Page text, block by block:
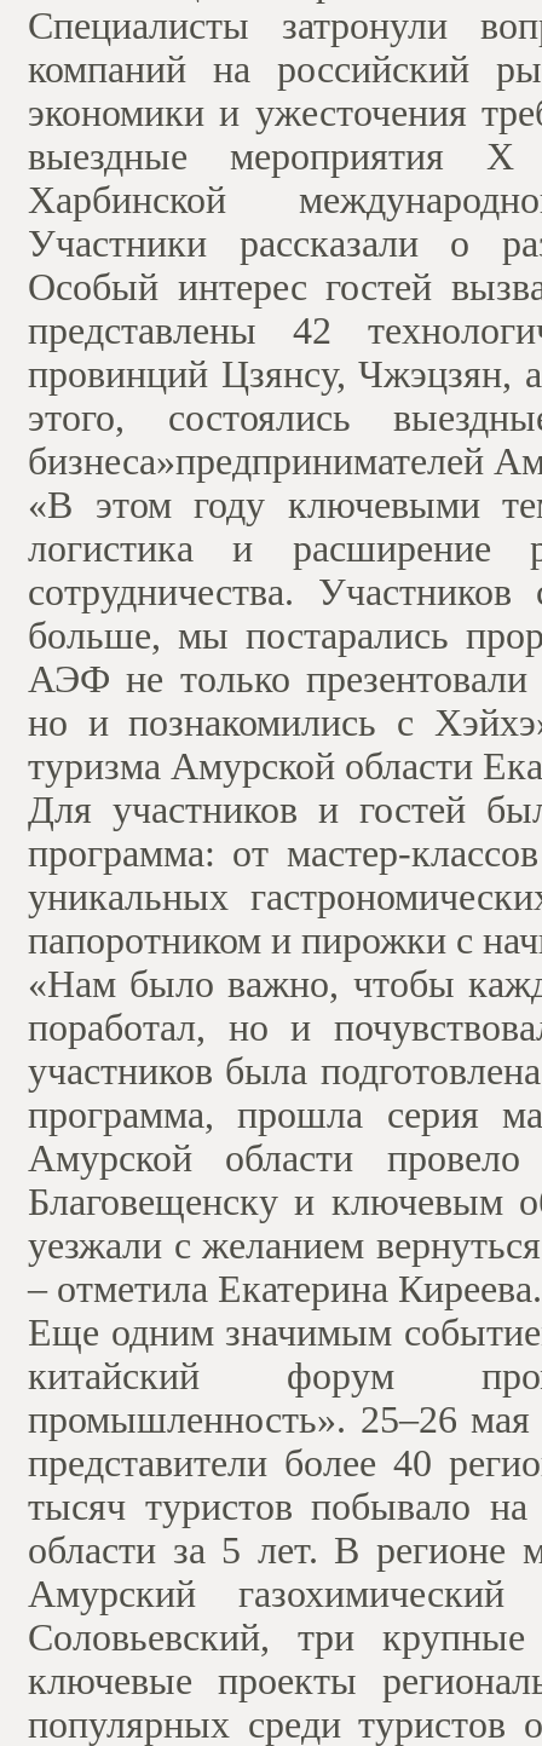
Специалисты затронули
компаний на российский
экономики и ужесточения
выездные мероприятия Х
Харбинской
Участники рассказали о
Особый интерес гостей
представлены 42
провинций Цзянсу,
этого, состоялись
бизнеса»предпринимателей
«В этом году ключевыми
логистика и расширение
сотрудничества.
больше, мы постарались
АЭФ не только
но и познакомились с
туризма Амурской области
Для участников и гостей
программа: от мастер-
уникальных
папоротником и пирожки с
«Нам было важно, чтобы
поработал, но и
участников была
программа, прошла серия
Амурской области
Благовещенску и ключевым
уезжали с желанием
– отметила Екатерина Киреева.
Еще одним значимым
китайский форум
промышленность». 25–26 мая
представители более 40
тысяч туристов побывало
области за 5 лет. В регионе
Амурский
Соловьевский, три
ключевые проекты
популярных среди туристов